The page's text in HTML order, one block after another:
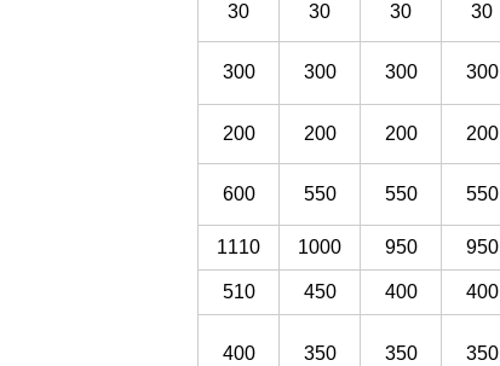
30
30
30
30
300
300
300
300
200
200
200
200
550
550
550
600
950
950
1000
1110
400
400
450
510
350
350
350
400